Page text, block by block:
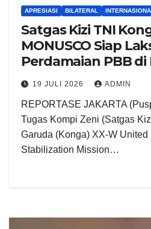
APRESIASI BILATERAL
Satgas Kizi TNI
MONUSCO Siap
Perdamaian PBB
Demokratik Kongo
19 JULI 2026 ADMIN
REPORTASE JAKARTA
Tugas Kompi Zeni (Satgas
Garuda (Konga) XX-W
Stabilization Mission…